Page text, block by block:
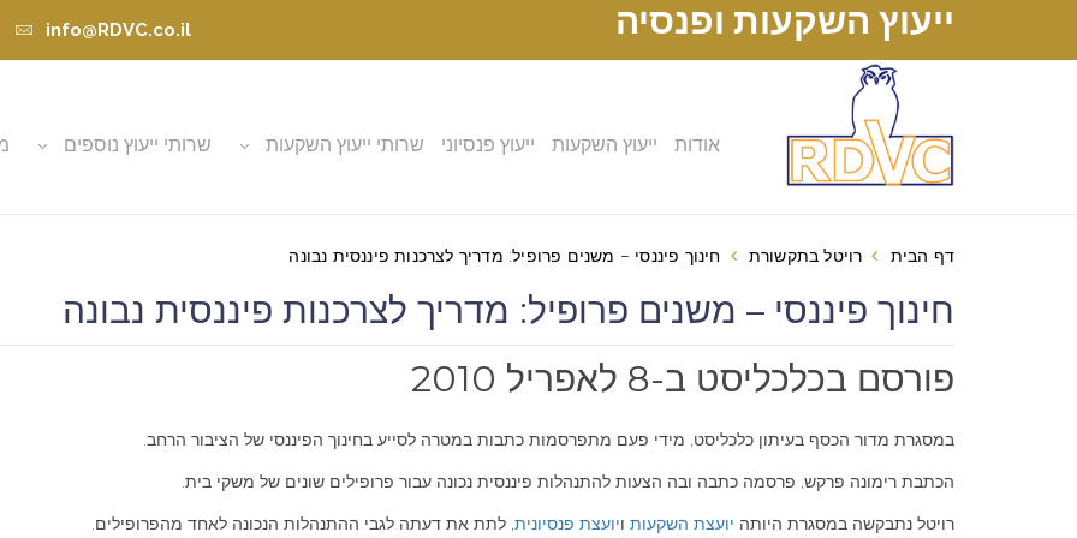
ייעוץ השקעות ופנסיה info@RDVC.co.il
אודות ייעוץ השקעות ייעוץ פנסיוני שרותי ייעוץ השקעות שרותי ייעוץ נוספים
דף הבית רויטל בתקשורת חינוך פיננסי – משנים פרופיל: מדריך לצרכנות פיננסית נבונה
חינוך פיננסי – משנים פרופיל: מדריך לצרכנות פיננסית נבונה
פורסם בכלכליסט ב-8 לאפריל 2010
במסגרת מדור הכסף בעיתון כלכליסט, מידי פעם מתפרסמות כתבות במטרה לסייע בחינוך הפיננסי של הציבור הרחב.
הכתבת רימונה פרקש, פרסמה כתבה ובה הצעות להתנהלות פיננסית נכונה עבור פרופילים שונים של משקי בית.
רויטל נתבקשה במסגרת היותה יועצת השקעות ויועצת פנסיונית , לתת את דעתה לגבי ההתנהלות הנכונה לאחד מהפרופילים.